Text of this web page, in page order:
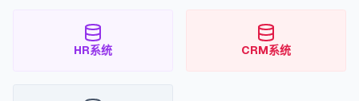
HR系统 CRM系统